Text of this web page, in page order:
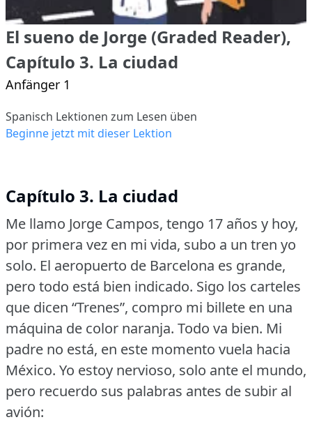
El sueno de Jorge (Graded Reader),
Capítulo 3. La ciudad
Anfänger 1
Spanisch Lektionen zum Lesen üben
Beginne jetzt mit dieser Lektion
Capítulo 3. La ciudad
Me llamo Jorge Campos, tengo 17 años y hoy,
por primera vez en mi vida, subo a un tren yo
solo. El aeropuerto de Barcelona es grande,
pero todo está bien indicado. Sigo los carteles
que dicen “Trenes”, compro mi billete en una
máquina de color naranja. Todo va bien. Mi
padre no está, en este momento vuela hacia
México. Yo estoy nervioso, solo ante el mundo,
pero recuerdo sus palabras antes de subir al
avión: